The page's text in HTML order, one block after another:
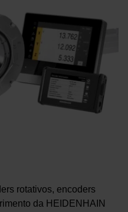
rotativos, encoders
da HEIDENHAIN